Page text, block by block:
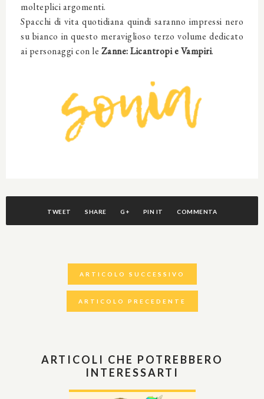
molteplici argomenti.
Spacchi di vita quotidiana quindi saranno impressi nero
su bianco in questo meraviglioso terzo volume dedicato
ai personaggi con le Zanne: Licantropi e Vampiri.
TWEET SHARE G+ PIN IT COMMENTA
ARTICOLO SUCCESSIVO
ARTICOLO PRECEDENTE
ARTICOLI CHE POTREBBERO
INTERESSARTI